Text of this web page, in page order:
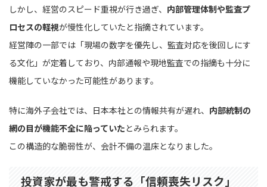
しかし、経営のスピード重視が行き過ぎ、 内部管理体制や監査プ
ロセスの軽視が慢性化していたと指摘されています。
経営陣の一部では「現場の数字を優先し、監査対応を後回しにす
る文化」が定着しており、内部通報や現地監査での指摘も十分に
機能していなかった可能性があります。
特に海外子会社では、日本本社との情報共有が遅れ、 内部統制の
網の目が機能不全に陥っていたとみられます。
この構造的な脆弱性が、会計不備の温床となりました。
投資家が最も警戒する「信頼喪失リスク」